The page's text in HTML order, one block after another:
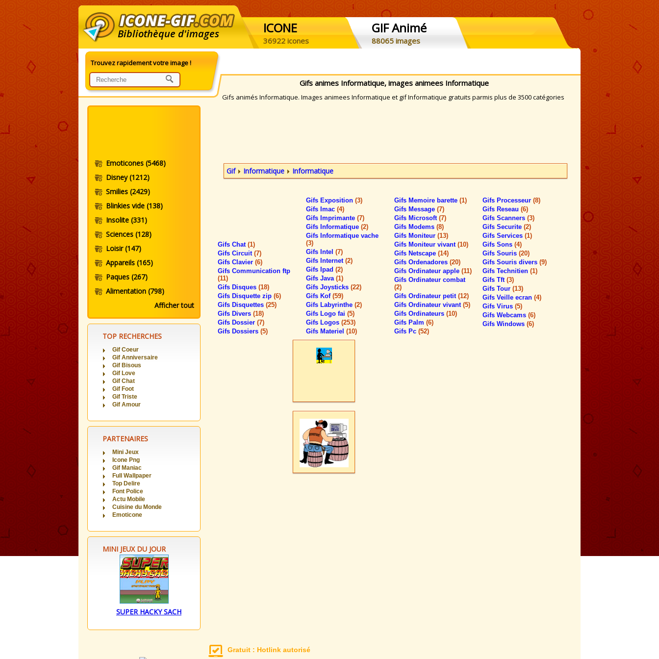
Bibliothèque d'images ICONE
36922 icones
GIF Animé
88065 images
Trouvez rapidement votre image !
Emoticones (5468)
Disney(1212)
Smilies (2429)
Blinkies vide (138)
Insolite (331)
Sciences (128)
Loisir(147)
Appareils (165)
Paques (267)
Alimentation (798)
Afficher tout
TOP RECHERCHES
Gif Coeur
Gif Anniversaire
Gif Bisous
Gif Love
Gif Chat
Gif Foot
Gif Triste
Gif Amour
PARTENAIRES
Mini Jeux
Icone Png
Gif Maniac
Full Wallpaper
Top Delire
Font Police
Actu Mobile
Cuisine du Monde
Emoticone
MINI JEUX DU JOUR
SUPER HACKY SACH
Gifs animes Informatique, images animees Informatique
Gifs animés Informatique. Images animees Informatique et gif Informatique gratuits parmis plus de 3500 catégories
Gif Informatique Informatique
Gifs Chat (1)
Gifs Circuit (7)
Gifs Clavier (6)
Gifs Communication ftp
(11)
Gifs Disques (18)
Gifs Disquette zip (6)
Gifs Disquettes (25)
Gifs Divers (18)
Gifs Dossier (7)
Gifs Dossiers (5)
Gifs Exposition (3)
Gifs Imac (4)
Gifs Imprimante (7)
Gifs Informatique (2)
Gifs Informatique vache
(3)
Gifs Intel (7)
Gifs Internet (2)
Gifs Ipad (2)
Gifs Java (1)
Gifs Joysticks (22)
Gifs Kof (59)
Gifs Labyrinthe (2)
Gifs Logo fai (5)
Gifs Logos (253)
Gifs Materiel (10)
Gifs Memoire barette (1)
Gifs Message (7)
Gifs Microsoft (7)
Gifs Modems (8)
Gifs Moniteur (13)
Gifs Moniteur vivant (10)
Gifs Netscape (14)
Gifs Ordenadores (20)
Gifs Ordinateur apple (11)
Gifs Ordinateur combat
(2)
Gifs Ordinateur petit (12)
Gifs Ordinateur vivant (5)
Gifs Ordinateurs (10)
Gifs Palm (6)
Gifs Pc (52)
Gifs Processeur (8)
Gifs Reseau (6)
Gifs Scanners (3)
Gifs Securite (2)
Gifs Services (1)
Gifs Sons (4)
Gifs Souris (20)
Gifs Souris divers (9)
Gifs Technitien (1)
Gifs Tft (3)
Gifs Tour (13)
Gifs Veille ecran (4)
Gifs Virus (5)
Gifs Webcams (6)
Gifs Windows (6)
Gratuit : Hotlink autorisé